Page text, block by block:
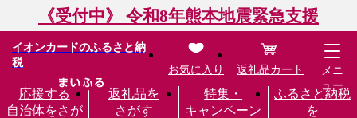
《受付中》 令和8年熊本地震緊急支援
イオンカードのふるさと納
税
応援する
自治体をさが
返礼品を
さがす
特集・
キャンペーン
ふるさと納税
を
お気に入り 返礼品カート
メニ
ュー